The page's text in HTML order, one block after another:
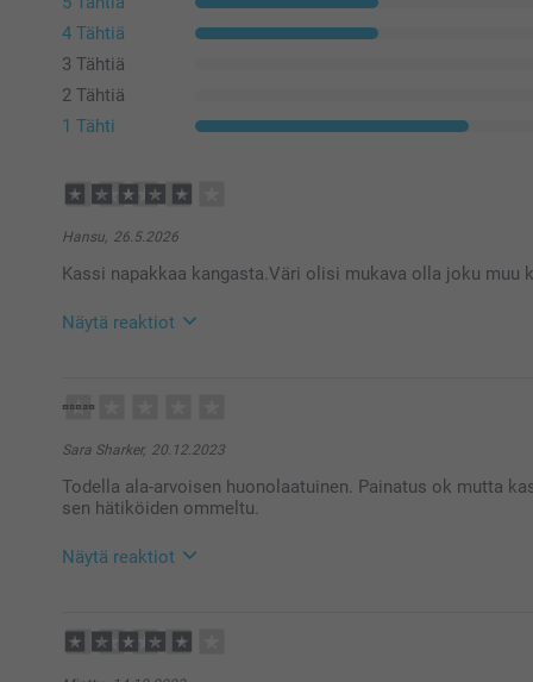
4 Tähtiä
3 Tähtiä
2 Tähtiä
1 Tähti
Hansu, 26.5.2026
Kassi napakkaa kangasta.Väri olisi mukava olla joku muu
Näytä reaktiot
Suuret kiitokset ⭐⭐⭐⭐⭐tähdestä ja palautteesta,
Lämpimin kiitoksin,
Kirsi @smartphoto
Sara Sharker, 20.12.2023
Todella ala-arvoisen huonolaatuinen. Painatus ok mutta
sen hätiköiden ommeltu.
Näytä reaktiot
09:12